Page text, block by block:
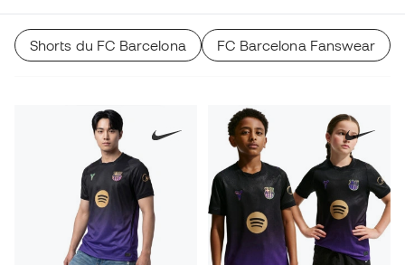
Shorts du FC Barcelona FC Barcelona Fanswear